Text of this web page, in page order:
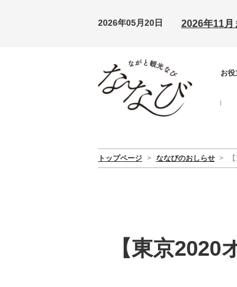
2026年05月20日 2026年11月
お役
トップページ > ななびのおしらせ >
【東京